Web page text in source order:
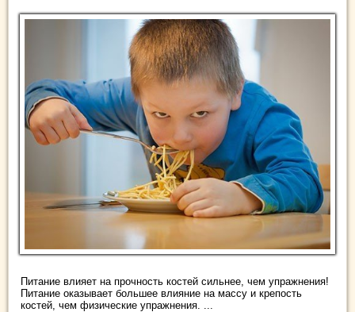
Питание влияет на прочность костей сильнее, чем упражнения!
Питание оказывает большее влияние на массу и крепость
костей, чем физические упражнения. ...